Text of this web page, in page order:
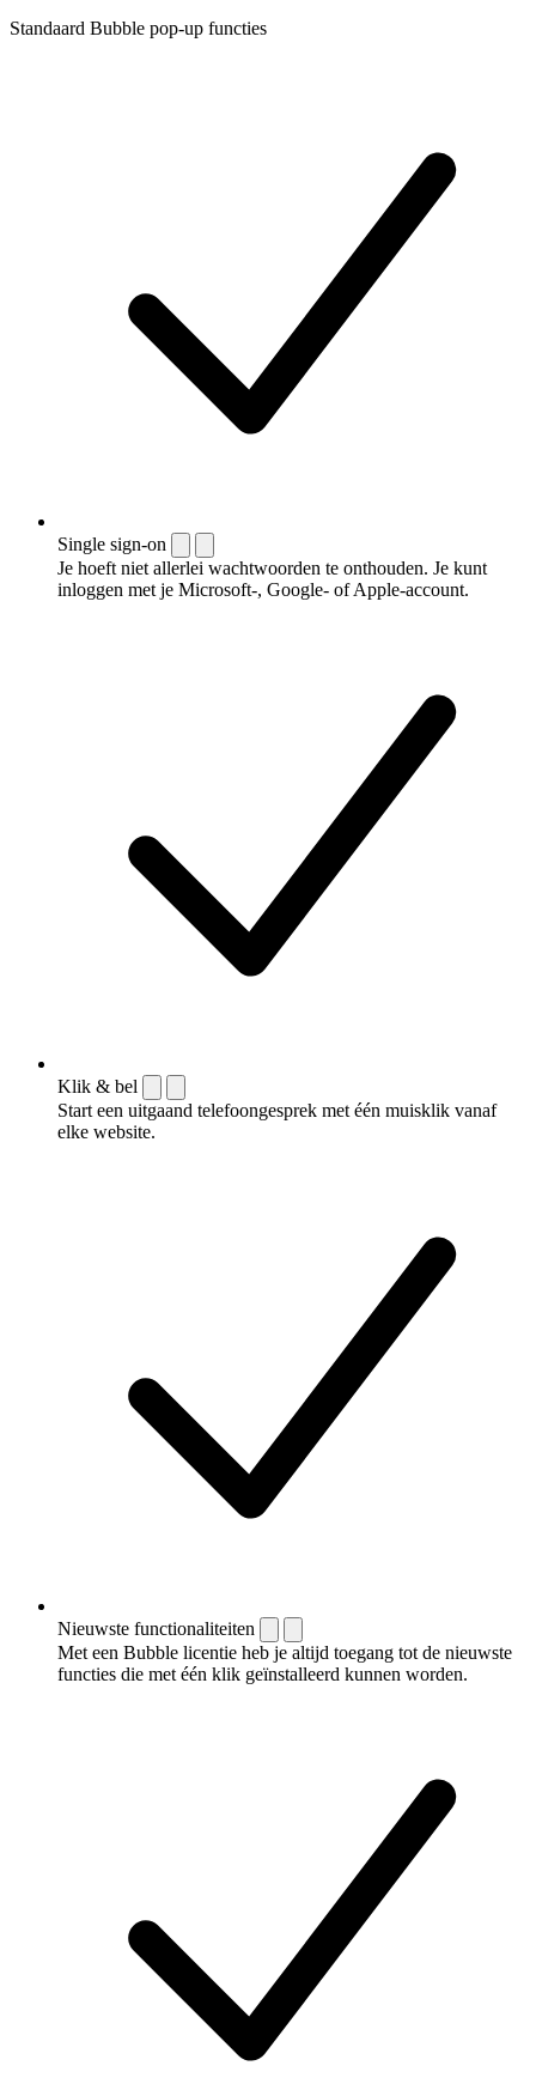
Standaard Bubble pop-up functies
Single sign-on
Je hoeft niet allerlei wachtwoorden te onthouden. Je kunt
inloggen met je Microsoft-, Google- of Apple-account.
Klik & bel
Start een uitgaand telefoongesprek met één muisklik vanaf
elke website.
Nieuwste functionaliteiten
Met een Bubble licentie heb je altijd toegang tot de nieuwste
functies die met één klik geïnstalleerd kunnen worden.